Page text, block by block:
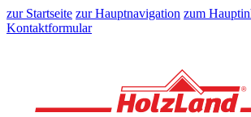
zur Startseite zur Hauptnavigation zum
Kontaktformular